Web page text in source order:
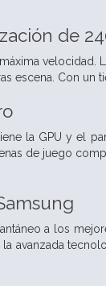
de
escena. Con
la GPU y el
de juego
a los
avanzada